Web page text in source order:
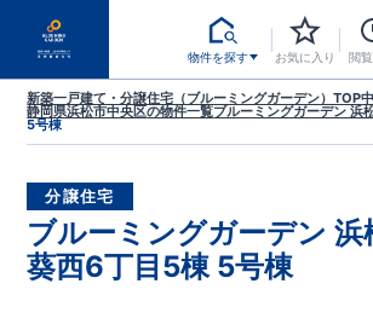
物件を探す お気に入り 閲
新築一戸建て・分譲住宅（ブルーミングガーデン）TOP
静岡県浜松市中央区の物件一覧ブルーミングガーデン 浜
5号棟
分譲住宅
ブルーミングガーデン 浜
葵西6丁目5棟 5号棟